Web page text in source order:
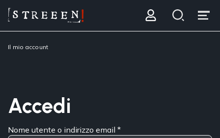
Il mio account
Accedi
Nome utente o indirizzo email*